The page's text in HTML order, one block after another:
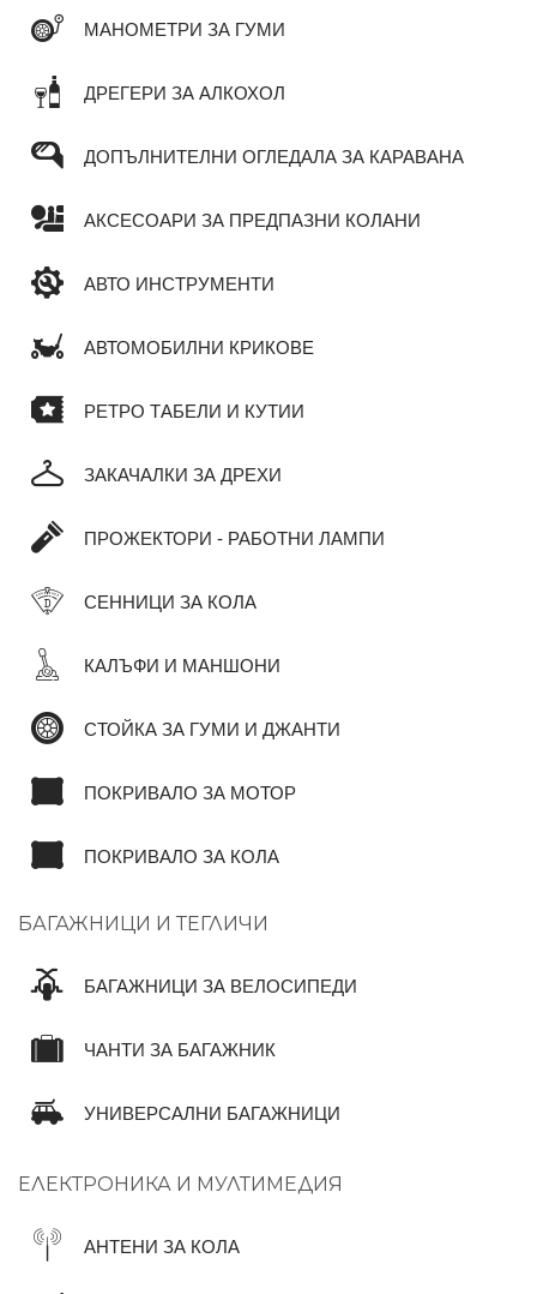
МАНОМЕТРИ ЗА ГУМИ
ДРЕГЕРИ ЗА АЛКОХОЛ
ДОПЪЛНИТЕЛНИ ОГЛЕДАЛА ЗА КАРАВАНА
АКСЕСОАРИ ЗА ПРЕДПАЗНИ КОЛАНИ
АВТО ИНСТРУМЕНТИ
АВТОМОБИЛНИ КРИКОВЕ
РЕТРО ТАБЕЛИ И КУТИИ
ЗАКАЧАЛКИ ЗА ДРЕХИ
ПРОЖЕКТОРИ - РАБОТНИ ЛАМПИ
СЕННИЦИ ЗА КОЛА
КАЛЪФИ И МАНШОНИ
СТОЙКА ЗА ГУМИ И ДЖАНТИ
ПОКРИВАЛО ЗА МОТОР
ПОКРИВАЛО ЗА КОЛА
БАГАЖНИЦИ И ТЕГЛИЧИ
БАГАЖНИЦИ ЗА ВЕЛОСИПЕДИ
ЧАНТИ ЗА БАГАЖНИК
УНИВЕРСАЛНИ БАГАЖНИЦИ
ЕЛЕКТРОНИКА И МУЛТИМЕДИЯ
АНТЕНИ ЗА КОЛА